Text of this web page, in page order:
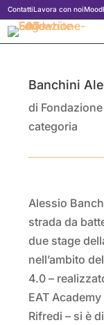
ContattiLavora con noi
Banchini
di Fondazione
categoria
Alessio
strada da
due stage
nell’ambito
4.0 –
EAT
Rifredi – si è